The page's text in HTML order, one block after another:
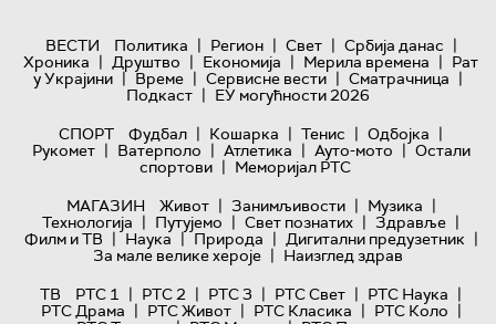
ВЕСТИ Политика | Регион | Свет | Србија данас |
Хроника | Друштво | Економија | Мерила времена | Рат
у Украјини | Време | Сервисне вести | Сматрачница |
Подкаст | ЕУ могућности 2026
СПОРТ
Фудбал | Кошарка | Тенис | Одбојка |
Рукомет | Ватерполо | Атлетика | Ауто-мото | Остали
спортови | Меморијал РТС
МАГАЗИН
Живот | Занимљивости | Музика |
Технологијa | Путујемо | Свет познатих | Здравље |
Филм и ТВ | Наука | Природа | Дигитални предузетник |
За мале велике хероје | Наизглед здрав
ТВ
РТС 1 | РТС 2 | РТС 3 | РТС Свет | РТС Наука |
РТС Драма | РТС Живот | РТС Класика | РТС Коло |